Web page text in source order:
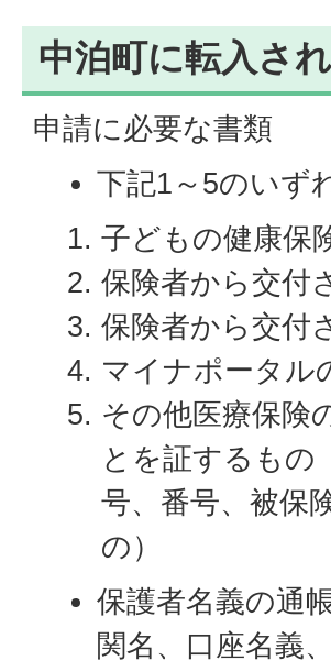
中泊町に転入さ
申請に必要な書類
下記1～5のいず
子どもの健康保
保険者から交付
保険者から交付
マイナポータル
その他医療保険
とを証するもの
号、番号、被保
の）
保護者名義の通
関名、口座名義